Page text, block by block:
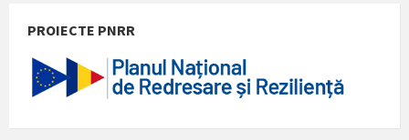
PROIECTE PNRR